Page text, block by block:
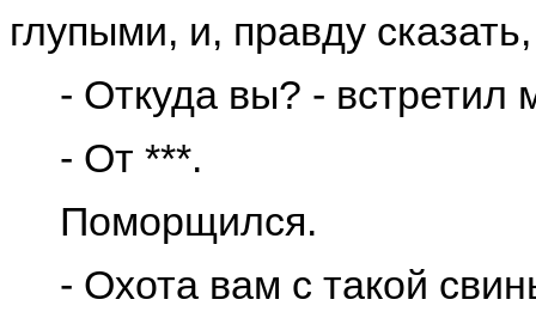
глупыми, и, правду
- Откуда вы? - встретил
- От ***.
Поморщился.
- Охота вам с такой